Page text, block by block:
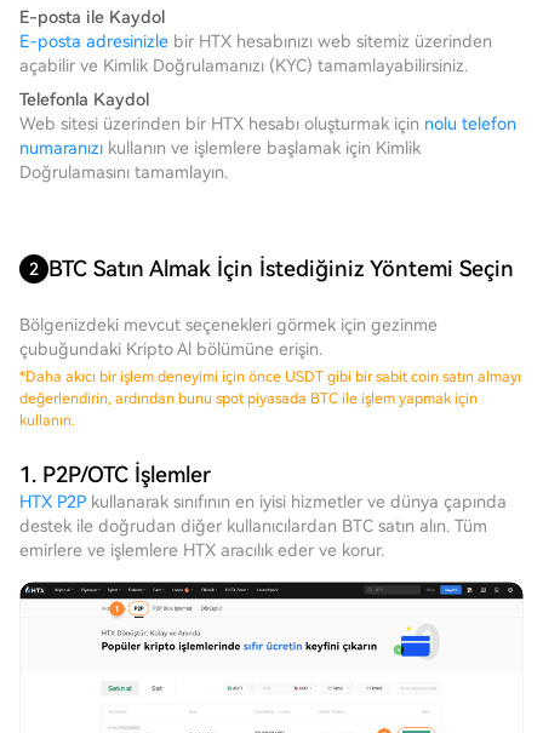
E-posta ile Kaydol
E-posta adresinizle bir HTX hesabınızı web sitemiz üzerinden
açabilir ve Kimlik Doğrulamanızı (KYC) tamamlayabilirsiniz.
Telefonla Kaydol
Web sitesi üzerinden bir HTX hesabı oluşturmak için nolu telefon
numaranızı kullanın ve işlemlere başlamak için Kimlik
Doğrulamasını tamamlayın.
2 BTC Satın Almak İçin İstediğiniz Yöntemi Seçin
Bölgenizdeki mevcut seçenekleri görmek için gezinme
çubuğundaki Kripto Al bölümüne erişin.
*Daha akıcı bir işlem deneyimi için önce USDT gibi bir sabit coin satın almayı
değerlendirin, ardından bunu spot piyasada BTC ile işlem yapmak için
kullanın.
1. P2P/OTC İşlemler
HTX P2P kullanarak sınıfının en iyisi hizmetler ve dünya çapında
destek ile doğrudan diğer kullanıcılardan BTC satın alın. Tüm
emirlere ve işlemlere HTX aracılık eder ve korur.